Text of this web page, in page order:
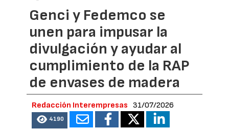
Genci y Fedemco se
unen para impusar la
divulgación y ayudar al
cumplimiento de la RAP
de envases de madera
Redacción Interempresas 31/07/2026
4190